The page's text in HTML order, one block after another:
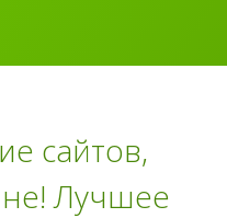
сайтов,
Лучшее